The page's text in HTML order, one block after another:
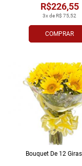
COMPRAR
3x de R$ 75,52
R$226,55
Bouquet De 12